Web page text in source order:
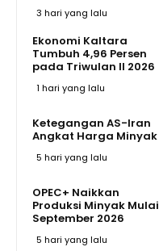
3 hari yang lalu
Ekonomi Kaltara
Tumbuh 4,96 Persen
pada Triwulan II 2026
1 hari yang lalu
Ketegangan AS-Iran
Angkat Harga Minyak
5 hari yang lalu
OPEC+ Naikkan
Produksi Minyak Mulai
September 2026
5 hari yang lalu